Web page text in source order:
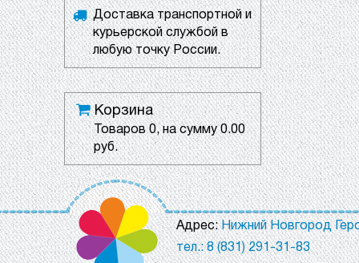
Доставка транспортной и
курьерской службой в
любую точку России.
Корзина
Товаров0, на сумму0.00
руб.
Адрес:Нижний Новгород
тел.: 8 (831) 291-31-83